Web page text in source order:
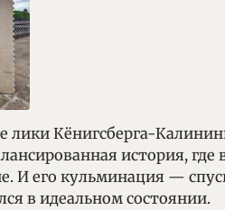
лики Кёнигсберга-
история,
И его кульминация —
в идеальном состоянии.